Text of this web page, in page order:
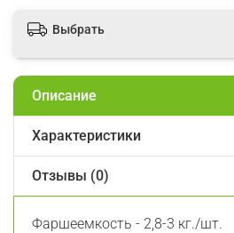
Выбрать
Описание
Характеристики
Отзывы (0)
Фаршеемкость - 2,8-3 кг./шт.